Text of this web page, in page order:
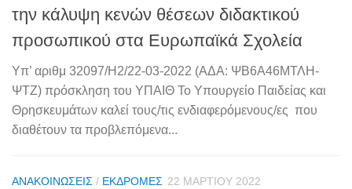
την κάλυψη κενών θέσεων διδακτικού
προσωπικού στα Ευρωπαϊκά Σχολεία
Υπ’ αριθμ 32097/Η2/22-03-2022 (ΑΔΑ: ΨΒ6Α46ΜΤΛΗ-
ΨΤΖ) πρόσκληση του ΥΠΑΙΘ Το Υπουργείο Παιδείας και
Θρησκευμάτων καλεί τους/τις ενδιαφερόμενους/ες που
διαθέτουν τα προβλεπόμενα...
ΑΝΑΚΟΙΝΏΣΕΙΣ / ΕΚΔΡΟΜΈΣ 22 ΜΑΡΤΊΟΥ 2022